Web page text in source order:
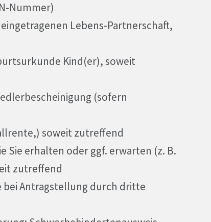
Nummer)
Lebens-Partnerschaft,
Kind(er), soweit
(sofern
soweit zutreffend
Sie erhalten oder ggf. erwarten (z. B.
zutreffend
Antragstellung durch dritte